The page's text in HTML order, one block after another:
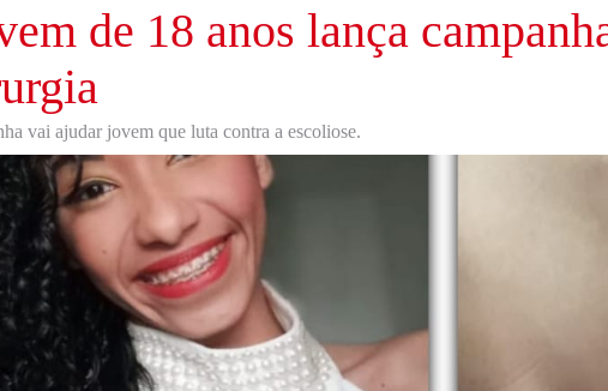
de 18 anos lança
vai ajudar jovem que luta contra a escoliose.